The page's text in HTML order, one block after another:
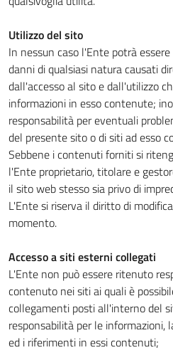
Utilizzo del sito
In nessun caso l'Ente potrà
danni di qualsiasi natura causati
dall'accesso al sito e dall'utilizzo
informazioni in esso contenute;
responsabilità per eventuali
del presente sito o di siti ad esso
Sebbene i contenuti forniti si
l'Ente proprietario, titolare e
il sito web stesso sia privo di
L'Ente si riserva il diritto di
momento.
Accesso a siti esterni collegati
L'Ente non può essere ritenuto
contenuto nei siti ai quali è
collegamenti posti all'interno del
responsabilità per le informazioni,
ed i riferimenti in essi contenuti;